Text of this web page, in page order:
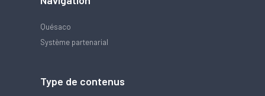
Quésaco
Système partenarial
Type de contenus